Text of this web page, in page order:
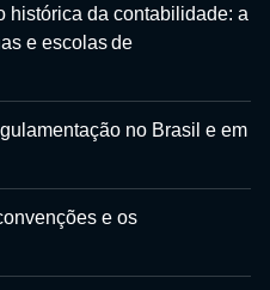
histórica da contabilidade: a
e escolas de
no Brasil e em
e os